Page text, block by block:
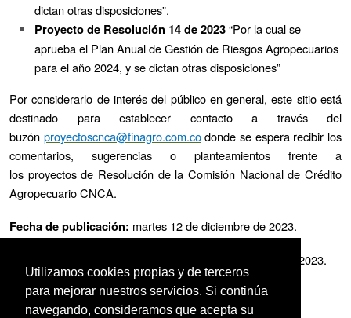
Utilizamos cookies propias y de terceros
para mejorar nuestros servicios. Si continúa
navegando, consideramos que acepta su
dictan otras disposiciones”.
Proyecto de Resolución 14 de 2023“Por la cual se
aprueba el Plan Anual de Gestión de Riesgos Agropecuarios
para el año 2024, y se dictan otras disposiciones”
Por considerarlo de interés del público en general, este sitio está
destinado para establecer contacto a través del
buzón proyectoscnca@finagro.com.codonde se espera recibir los
comentarios, sugerencias o planteamientos frente a
los proyectos de Resolución de la Comisión Nacional de Crédito
Agropecuario CNCA.
Fecha de publicación: martes 12 de diciembre de 2023.
de 2023.
Hora:3:00 p.m.